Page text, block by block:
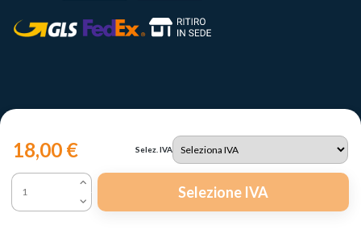
18,00 € Selez. IVA
Selezione IVA
Copyright 2023 | Il Portale del Sole Srl - P.IVA IT12731330960
Le tue preferenze relative alla privacy